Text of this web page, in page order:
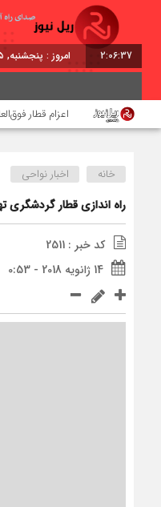
2:06:38 امروز : پنجشنبه, ۱۵ مرداد , ۱۴۰۵
اعزام قطار
خانه اخبار نواحی
راه اندازى قطار گردشگرى
کد خبر : 2511
14 ژانویه 2018 - 0:53